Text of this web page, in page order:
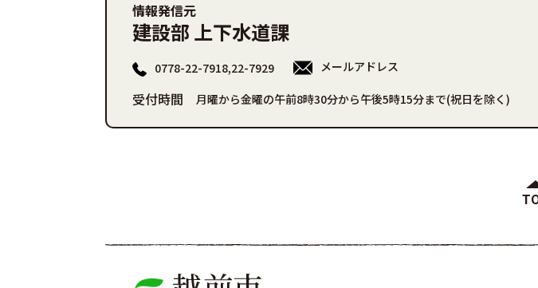
情報発信元
建設部 上下水道課
0778-22-7918,22-7929 メールアドレス
受付時間 月曜から金曜の午前8時30分から午後5時15分まで(祝日を除く)